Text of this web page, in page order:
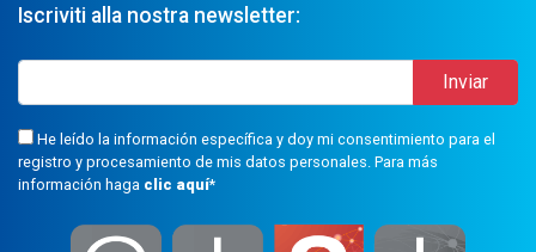
Iscriviti alla nostra newsletter:
He leído la información específica y doy mi consentimiento para el
registro y procesamiento de mis datos personales. Para más
información haga clic aquí*